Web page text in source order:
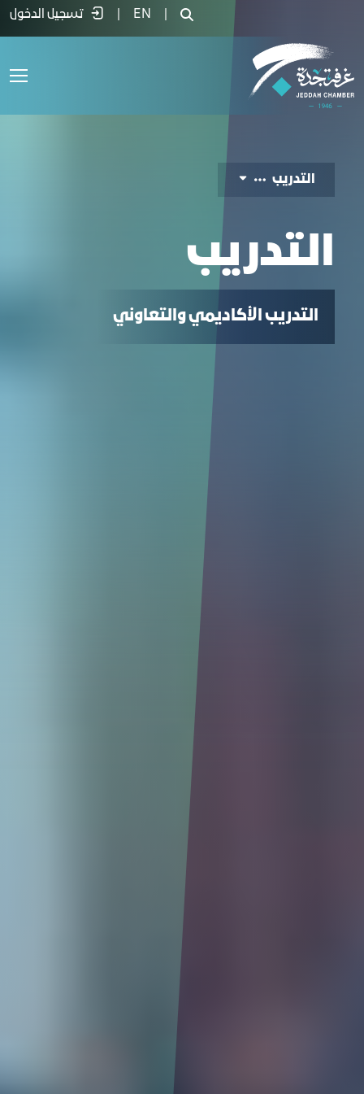
العمل معنا - التدريب - غرفة جدة
EN تسجيل الدخول
التدريب
التدريب
التدريب الأكاديمي والتعاوني